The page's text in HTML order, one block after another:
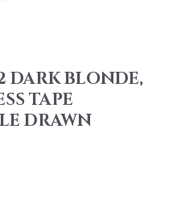
DARK BLONDE,
TAPE
DRAWN